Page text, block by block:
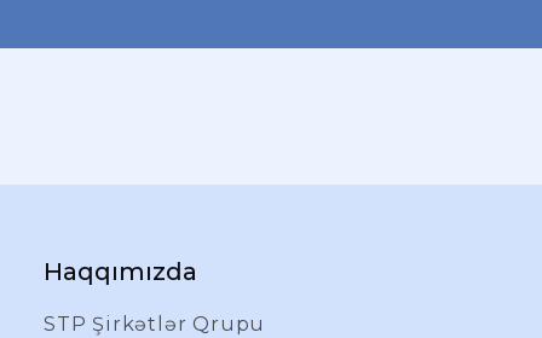
Haqqımızda
STP Şirkətlər Qrupu